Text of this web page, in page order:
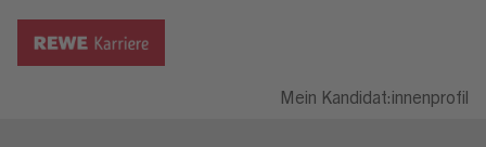
Mein Kandidat:innenprofil